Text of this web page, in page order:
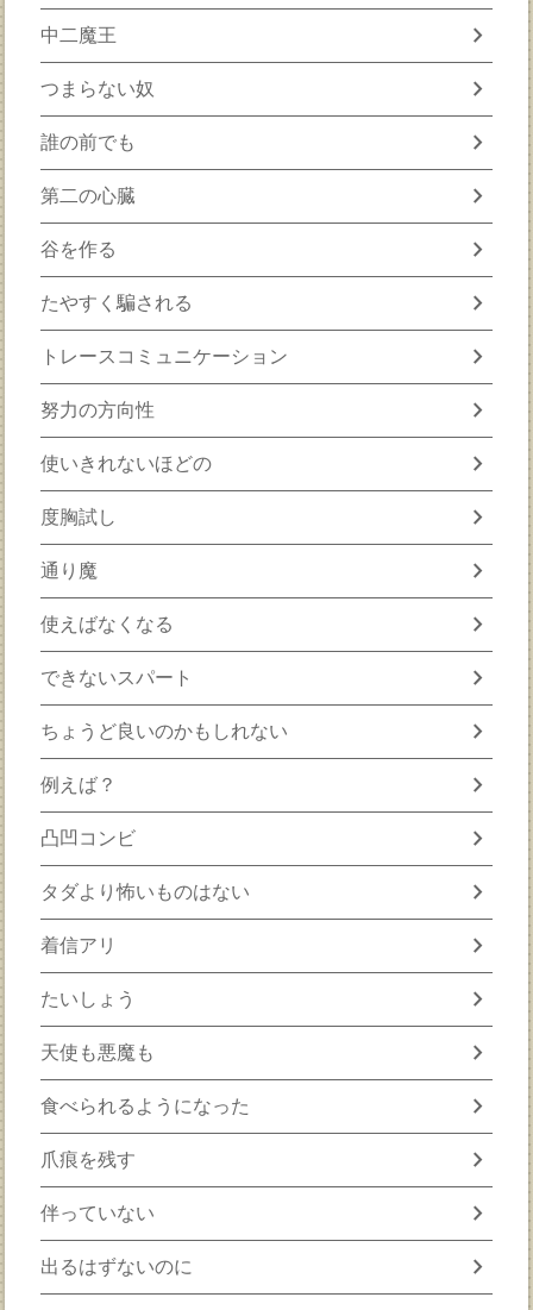
中二魔王 chevron_right
つまらない奴 chevron_right
誰の前でも chevron_right
第二の心臓 chevron_right
谷を作る chevron_right
たやすく騙される chevron_right
トレースコミュニケーション chevron_right
努力の方向性 chevron_right
使いきれないほどの chevron_right
度胸試し chevron_right
通り魔 chevron_right
使えばなくなる chevron_right
できないスパート chevron_right
ちょうど良いのかもしれない chevron_right
例えば？ chevron_right
凸凹コンビ chevron_right
タダより怖いものはない chevron_right
着信アリ chevron_right
たいしょう chevron_right
天使も悪魔も chevron_right
食べられるようになった chevron_right
爪痕を残す chevron_right
伴っていない chevron_right
出るはずないのに chevron_right